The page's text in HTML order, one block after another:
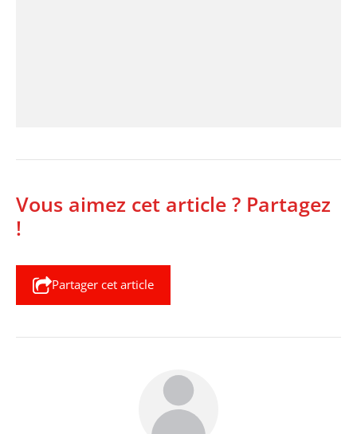
Vous aimez cet article ? Partagez
!
Partager cet article